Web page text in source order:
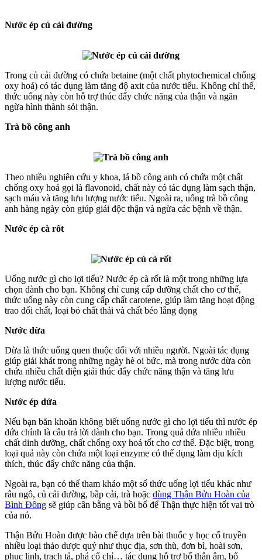
Nước ép củ cải đường
Trong củ cải đường có chứa betaine (một chất phytochemical chống
oxy hoá) có tác dụng làm tăng độ axit của nước tiểu. Không chỉ thế,
thức uống này còn hỗ trợ thúc đẩy chức năng của thận và ngăn
ngừa hình thành sỏi thận.
Trà bồ công anh
Theo nhiều nghiên cứu y khoa, lá bồ công anh có chứa một chất
chống oxy hoá gọi là flavonoid, chất này có tác dụng làm sạch thận,
sạch máu và tăng lưu lượng nước tiểu. Ngoài ra, uống trà bồ công
anh hàng ngày còn giúp giải độc thận và ngừa các bệnh về thận.
Nước ép cà rốt
Uống nước gì cho lợi tiểu? Nước ép cà rốt là một trong những lựa
chọn dành cho bạn. Không chỉ cung cấp dưỡng chất cho cơ thể,
thức uống này còn cung cấp chất carotene, giúp làm tăng hoạt động
trao đổi chất, loại bỏ chất thải và chất béo lắng đọng
Nước dừa
Dừa là thức uống quen thuộc đối với nhiều người. Ngoài tác dụng
giúp giải khát trong những ngày hè oi bức, mà trong nước dừa còn
chứa nhiều chất điện giải thúc đẩy chức năng thận và tăng lưu
lượng nước tiểu.
Nước ép dứa
Nếu bạn băn khoăn không biết uống nước gì cho lợi tiểu thì nước ép
dứa chính là câu trả lời dành cho bạn. Trong quả dứa nhiều nhiều
chất dinh dưỡng, chất chống oxy hoá tốt cho cơ thể. Đặc biệt, trong
loại quả này còn chứa một loại enzyme có thể dụng làm dịu kích
thích, thúc đẩy chức năng của thận.
Ngoài ra, bạn có thể tham khảo một số thức uống lợi tiểu khác như
râu ngô, củ cải đường, bắp cải, trà hoặc dùng Thận Bửu Hoàn của
Bình Đông sẽ giúp cân bằng và bồi bổ để Thận thực hiện tốt vai trò
của nó.
Thận Bửu Hoàn được bào chế dựa trên bài thuốc y học cổ truyền
nhiều loại thảo dược quý như thục địa, sơn thù, đơn bì, hoài sơn,
phục linh, trạch tả, phá cố chỉ… tác dụng hỗ trợ bổ thận âm, bổ